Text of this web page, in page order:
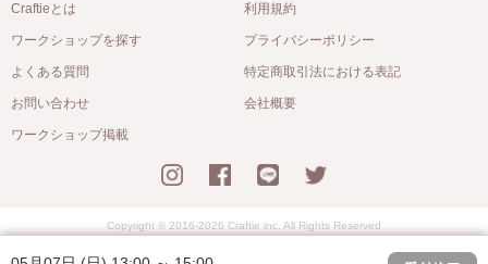
Craftieとは
ワークショップを探す
よくある質問
お問い合わせ
ワークショップ掲載
利用規約
プライバシーポリシー
特定商取引法における表記
会社概要
Copyright © 2016-2026 Craftie inc. All Rights Reserved